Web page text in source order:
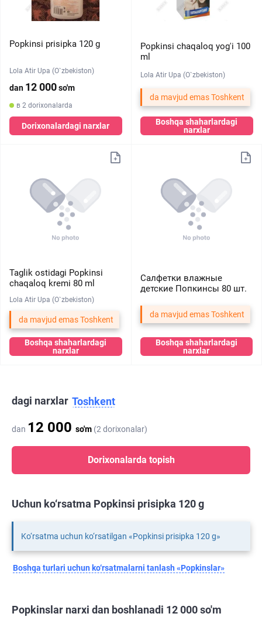
Popkinsi prisipka 120 g
Lola Atir Upa (O`zbekiston)
dan 12 000so'm
в 2 dorixonalarda
Dorixonalardagi narxlar
Popkinsi chaqaloq yog'i 100
ml
Lola Atir Upa (O`zbekiston)
da mavjud emas Toshkent
Boshqa shaharlardagi
narxlar
Taglik ostidagi Popkinsi
chaqaloq kremi 80 ml
Lola Atir Upa (O`zbekiston)
da mavjud emas Toshkent
Boshqa shaharlardagi
narxlar
Салфетки влажные
детские Попкинсы 80 шт.
da mavjud emas Toshkent
Boshqa shaharlardagi
narxlar
dagi narxlar Toshkent
dan 12 000 so'm (2 dorixonalar)
Dorixonalarda topish
Uchun ko‘rsatma Popkinsi prisipka 120 g
Ko‘rsatma uchun ko‘rsatilgan «Popkinsi prisipka 120 g»
Boshqa turlari uchun ko‘rsatmalarni tanlash «Popkinslar»
Popkinslar narxi dan boshlanadi 12 000 so'm